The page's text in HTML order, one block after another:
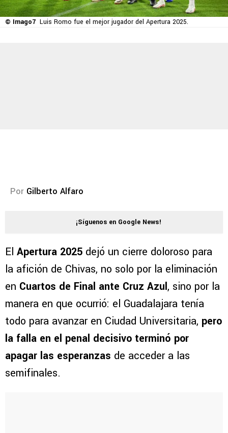
© Imago7 Luis Romo fue el mejor jugador del Apertura 2025.
Por Gilberto Alfaro
¡Síguenos en Google News!
El Apertura 2025 dejó un cierre doloroso para
la afición de Chivas, no solo por la eliminación
en Cuartos de Final ante Cruz Azul, sino por la
manera en que ocurrió: el Guadalajara tenía
todo para avanzar en Ciudad Universitaria, pero
la falla en el penal decisivo terminó por
apagar las esperanzas de acceder a las
semifinales.